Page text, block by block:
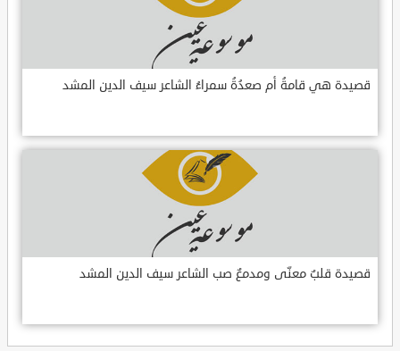
قصيدة هي قامةُ أم صعدُةُ سمراءُ الشاعر سيف الدين المشد
قصيدة قلبٌ معنّى ومدمعٌ صب الشاعر سيف الدين المشد